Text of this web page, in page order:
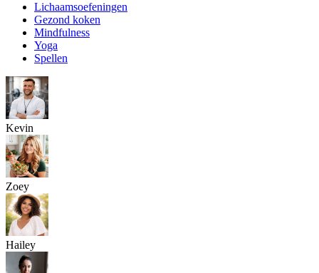
Lichaamsoefeningen
Gezond koken
Mindfulness
Yoga
Spellen
Kevin
Zoey
Hailey